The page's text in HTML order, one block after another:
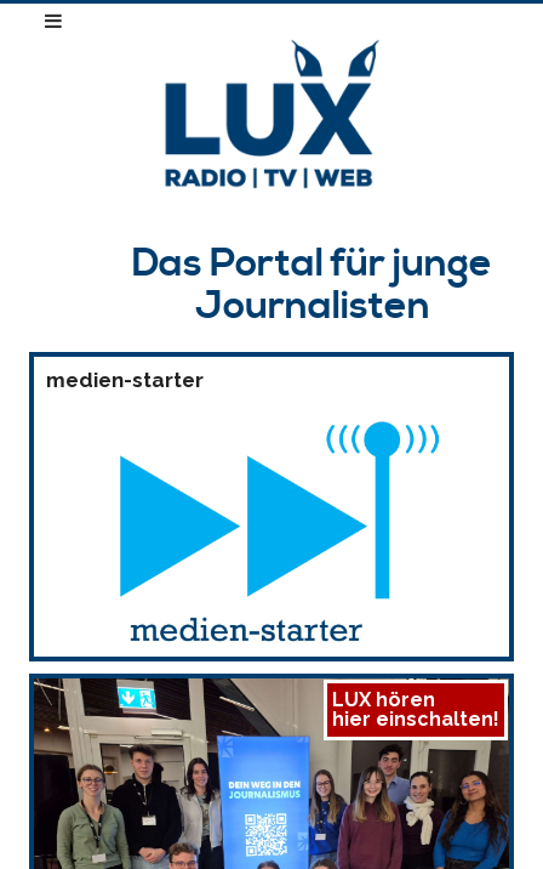
Das Portal für junge
Journalisten
medien-starter
LUX hören
hier einschalten!